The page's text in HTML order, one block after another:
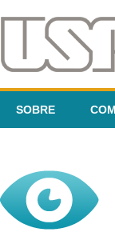
SOBRE